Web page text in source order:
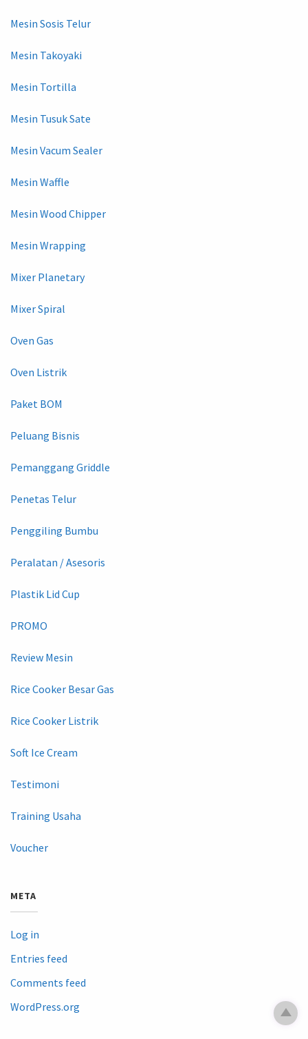
Mesin Sosis Telur
Mesin Takoyaki
Mesin Tortilla
Mesin Tusuk Sate
Mesin Vacum Sealer
Mesin Waffle
Mesin Wood Chipper
Mesin Wrapping
Mixer Planetary
Mixer Spiral
Oven Gas
Oven Listrik
Paket BOM
Peluang Bisnis
Pemanggang Griddle
Penetas Telur
Penggiling Bumbu
Peralatan / Asesoris
Plastik Lid Cup
PROMO
Review Mesin
Rice Cooker Besar Gas
Rice Cooker Listrik
Soft Ice Cream
Testimoni
Training Usaha
Voucher
META
Log in
Entries feed
Comments feed
WordPress.org